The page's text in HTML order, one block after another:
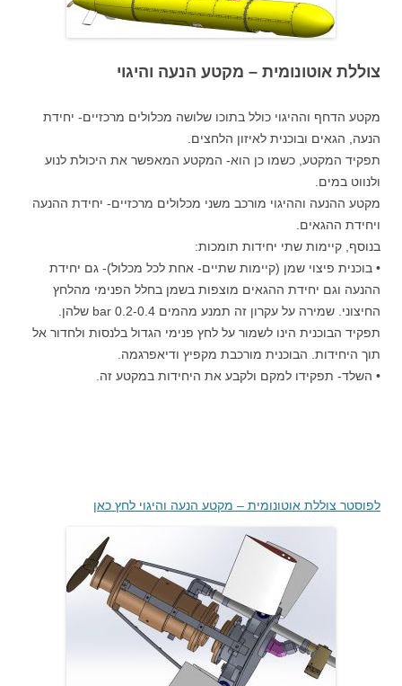
צוללת אוטונומית – מקטע הנעה והיגוי
מקטע הדחף וההיגוי כולל בתוכו שלושה מכלולים מרכזיים- יחידת
הנעה, הגאים ובוכנית לאיזון הלחצים.
תפקיד המקטע, כשמו כן הוא- המקטע המאפשר את היכולת לנוע
ולנווט במים.
מקטע ההנעה וההיגוי מורכב משני מכלולים מרכזיים- יחידת ההנעה
ויחידת ההגאים.
בנוסף, קיימות שתי יחידות תומכות:
• בוכנית פיצוי שמן (קיימות שתיים- אחת לכל מכלול)- גם יחידת
ההנעה וגם יחידת ההגאים מוצפות בשמן בחלל הפנימי מהלחץ
החיצוני. שמירה על עקרון זה תמנע מהמים bar 0.2-0.4 שלהן.
תפקיד הבוכנית הינו לשמור על לחץ פנימי הגדול בלנסות ולחדור אל
תוך היחידות. הבוכנית מורכבת מקפיץ ודיאפרגמה.
• השלד- תפקידו למקם ולקבע את היחידות במקטע זה.
לפוסטר צוללת אוטונומית – מקטע הנעה והיגוי לחץ כאן